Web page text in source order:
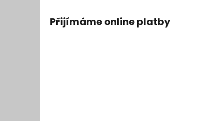
Přijímáme online platby